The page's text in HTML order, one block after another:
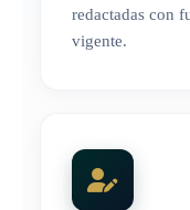
redactadas con
vigente.